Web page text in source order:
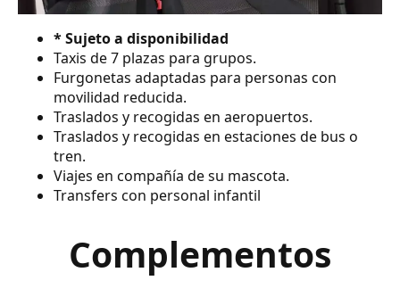
* Sujeto a disponibilidad
Taxis de 7 plazas para grupos.
Furgonetas adaptadas para personas con
movilidad reducida.
Traslados y recogidas en aeropuertos.
Traslados y recogidas en estaciones de bus o
tren.
Viajes en compañía de su mascota.
Transfers con personal infantil
Complementos